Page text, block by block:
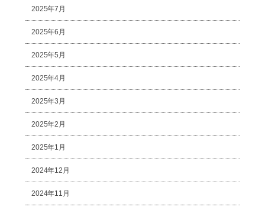
2025年7月
2025年6月
2025年5月
2025年4月
2025年3月
2025年2月
2025年1月
2024年12月
2024年11月